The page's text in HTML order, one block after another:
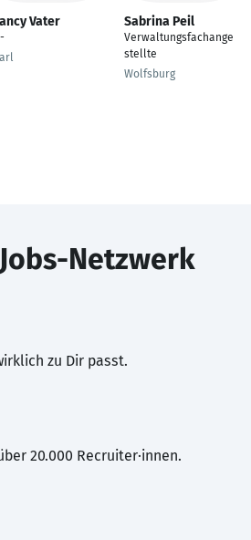
Vater Sabrina Peil
Verwaltungsfachange
stellte
Wolfsburg
Netzwerk
zu Dir passt.
20.000 Recruiter·innen.